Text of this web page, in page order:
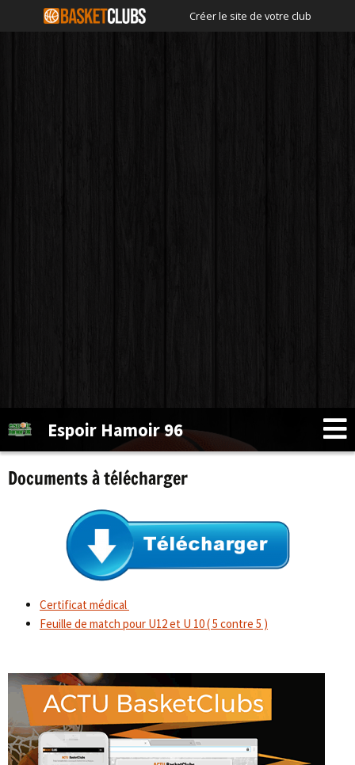
Créer le site de votre club
Espoir Hamoir 96
Documents à télécharger
Certificat médical
Feuille de match pour U12 et U 10 ( 5 contre 5 )